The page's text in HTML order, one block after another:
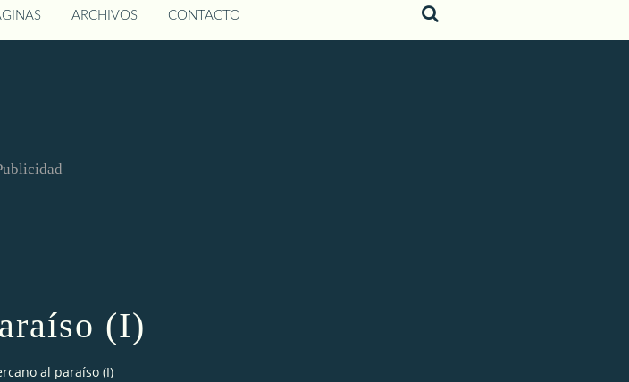
ARCHIVOS CONTACTO
(I)
al paraíso (I)